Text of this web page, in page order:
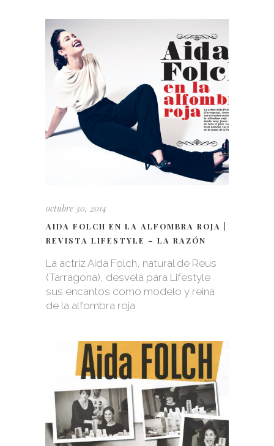
octubre 30, 2014
AIDA FOLCH EN LA ALFOMBRA ROJA |
REVISTA LIFESTYLE – LA RAZÓN
La actriz Aida Folch, natural de Reus
(Tarragona), desvela para Lifestyle
sus encantos como modelo y reina
de la alfombra roja